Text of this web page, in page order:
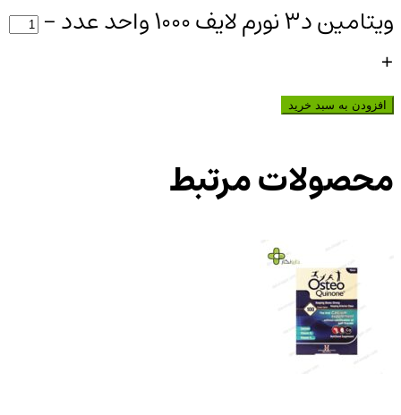
ویتامین د3 نورم لایف 1000 واحد عدد
-
+
افزودن به سبد خرید
محصولات مرتبط